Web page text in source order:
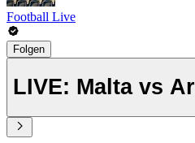
Football Live
Folgen
LIVE: Malta vs